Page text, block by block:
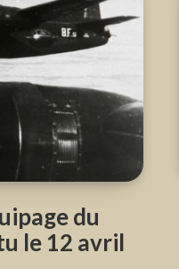
du
le 12 avril